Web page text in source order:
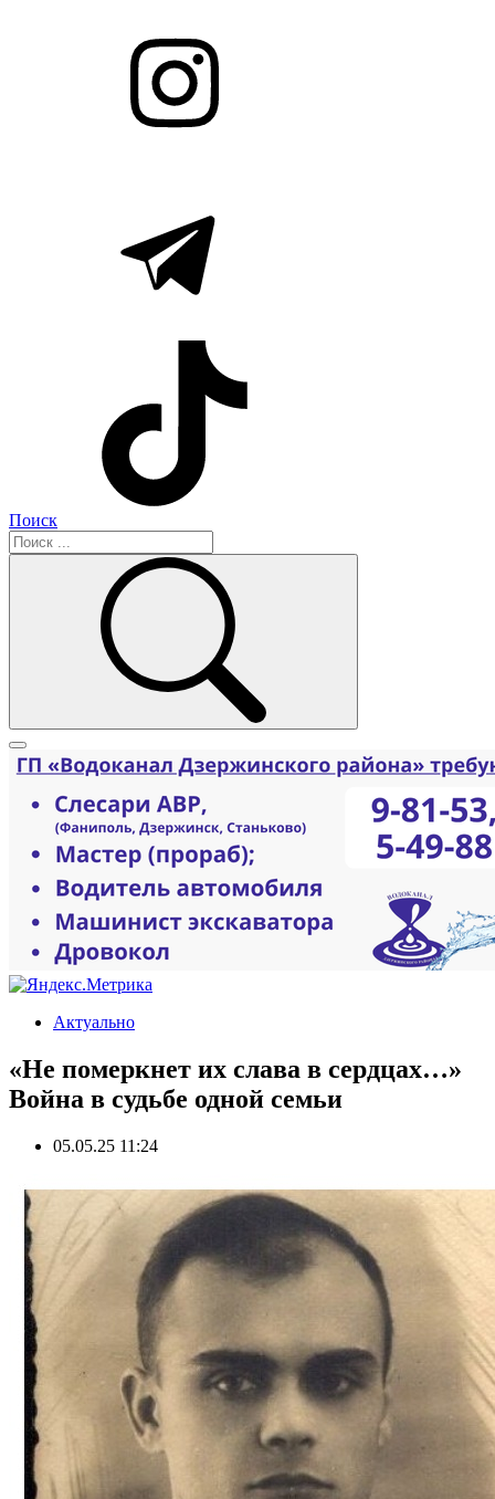
Поиск
Актуально
«Не померкнет их слава в сердцах…»
Война в судьбе одной семьи
05.05.25 11:24